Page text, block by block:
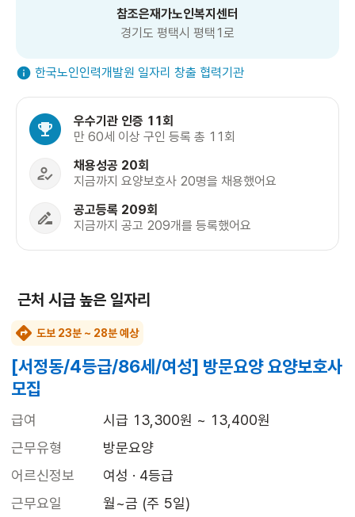
참조은재가노인복지센터
경기도 평택시 평택1로
한국노인인력개발원 일자리 창출 협력기관
우수기관 인증 11회
만 60세 이상 구인 등록 총 11회
채용성공 20회
지금까지 요양보호사 20명을 채용했어요
공고등록 209회
지금까지 공고 209개를 등록했어요
근처 시급 높은 일자리
도보 23분 ~ 28분 예상
[서정동/4등급/86세/여성] 방문요양 요양보호사
모집
급여
시급 13,300원 ~ 13,400원
근무유형
방문요양
어르신정보
여성 · 4등급
근무요일
월~금 (주 5일)